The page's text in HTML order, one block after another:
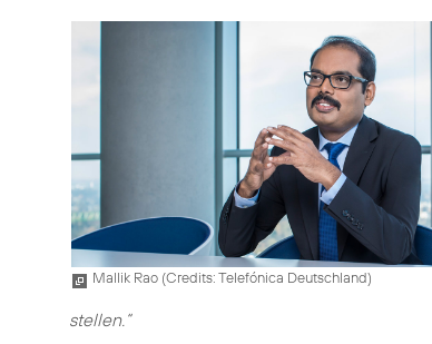
Mallik Rao (Credits: Telefónica Deutschland)
stellen.“